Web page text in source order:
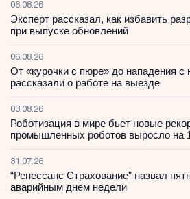
06.08.26
Эксперт рассказал, как избавить
при выпуске обновлений
06.08.26
От «курочки с пюре» до нападения с
рассказали о работе на выезде
03.08.26
Роботизация в мире бьет новые
промышленных роботов выросло на
31.07.26
“Ренессанс Страхование” назвал
аварийным днем недели